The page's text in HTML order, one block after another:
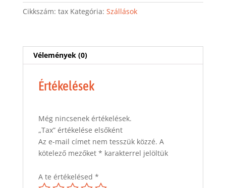
Cikkszám: tax Kategória: Szállások
Vélemények (0)
Értékelések
Még nincsenek értékelések.
„Tax” értékelése elsőként
Az e-mail címet nem tesszük közzé. A
kötelező mezőket * karakterrel jelöltük
A te értékelésed *